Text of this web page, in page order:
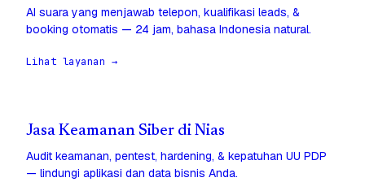
AI suara yang menjawab telepon, kualifikasi leads, &
booking otomatis — 24 jam, bahasa Indonesia natural.
Lihat layanan →
Jasa Keamanan Siber di Nias
Audit keamanan, pentest, hardening, & kepatuhan UU PDP
— lindungi aplikasi dan data bisnis Anda.